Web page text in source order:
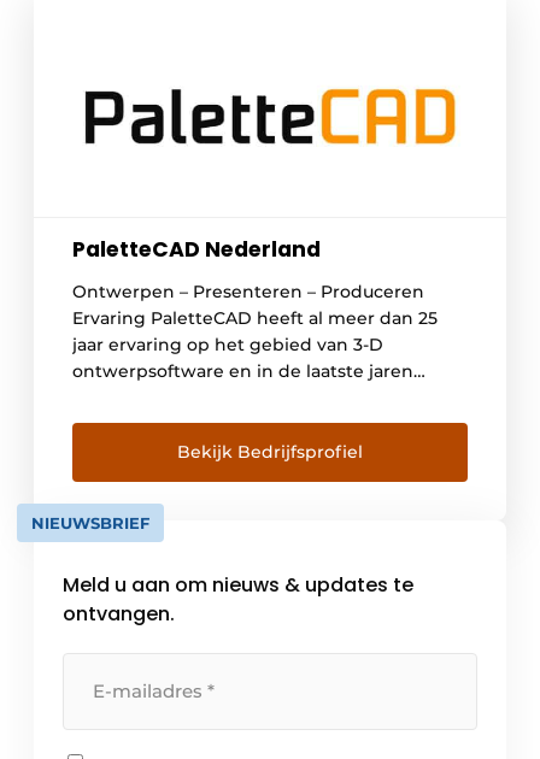
PaletteCAD Nederland
Ontwerpen – Presenteren – Produceren
Ervaring PaletteCAD heeft al meer dan 25
jaar ervaring op het gebied van 3-D
ontwerpsoftware en in de laatste jaren
gebied van de houtechniek. Het merk is
gevestigd in Duitsland en telt ondertussen
al bijna 100 werknemers. Voor elk bedrijf een
passende oplossing […]
Bekijk Bedrijfsprofiel
NIEUWSBRIEF
Meld u aan om nieuws & updates te
ontvangen.